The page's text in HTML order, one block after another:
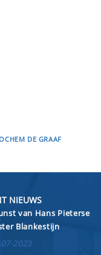
DE GRAAF
NIEUWS
van Hans Pieterse
Blankestijn
07-2023